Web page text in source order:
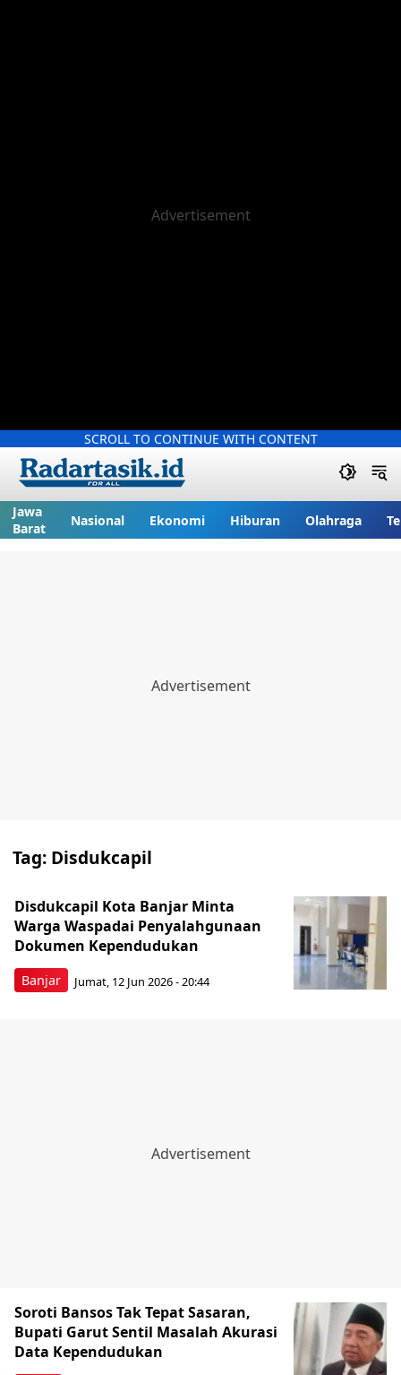
SCROLL TO CONTINUE WITH CONTENT
Jawa
Barat
Nasional Ekonomi Hiburan Olahraga
Tag: Disdukcapil
Banjar
Disdukcapil Kota Banjar Minta
Warga Waspadai Penyalahgunaan
Dokumen Kependudukan
Jumat, 12 Jun 2026 - 20:44
Soroti Bansos Tak Tepat Sasaran,
Bupati Garut Sentil Masalah Akurasi
Data Kependudukan